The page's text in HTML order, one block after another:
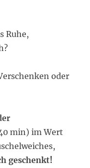
Ruhe,
oder
min) im Wert
geschenkt!